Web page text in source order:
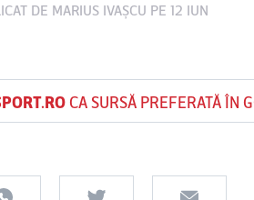
DE MARIUS IVAŞCU PE 12 IUN
CA SURSĂ PREFERATĂ ÎN